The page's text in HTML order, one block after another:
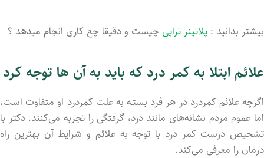
بیشتر بدانید : پلاتینر تراپی چیست و دقیقا چع کاری انجام میدهد ؟
علائم ابتلا به کمر درد که باید به آن ها توجه کرد
اگرچه علائم کمردرد در هر فرد بستـه به علت کمردرد او متفاوت است،
اما عموم مردم نشانه‌های مانند درد، گرفتگی را تجربه می‌کنند. دکتر با
تشخیص درست کمر درد با توجه به علائم و شرایط آن بهترین راه
درمان را معرفی می‌کند.